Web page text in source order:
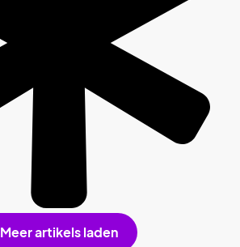
Meer artikels laden